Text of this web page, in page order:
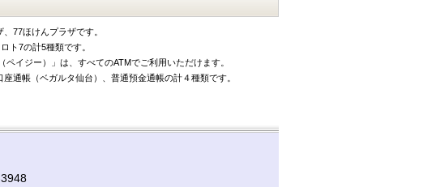
77ほけんプラザです。
ト7の計5種類です。
イジー）」は、すべてのATMでご利用いただけます。
通帳（ベガルタ仙台）、普通預金通帳の計４種類です。